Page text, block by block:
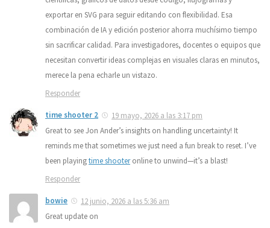
exportar en SVG para seguir editando con flexibilidad. Esa
combinación de IA y edición posterior ahorra muchísimo tiempo
sin sacrificar calidad. Para investigadores, docentes o equipos que
necesitan convertir ideas complejas en visuales claras en minutos,
merece la pena echarle un vistazo.
Responder
time shooter 2
19 mayo, 2026 a las 3:17 pm
Great to see Jon Ander’s insights on handling uncertainty! It
reminds me that sometimes we just need a fun break to reset. I’ve
been playingtime shooteronline to unwind—it’s a blast!
Responder
bowie
12 junio, 2026 a las 5:36 am
Great update on